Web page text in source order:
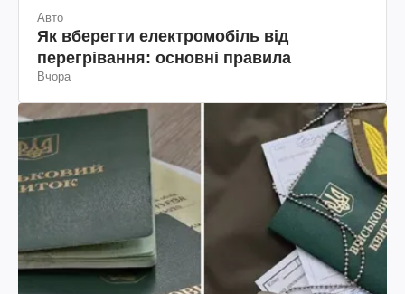
Авто
Як вберегти електромобіль від
перегрівання: основні правила
Вчора